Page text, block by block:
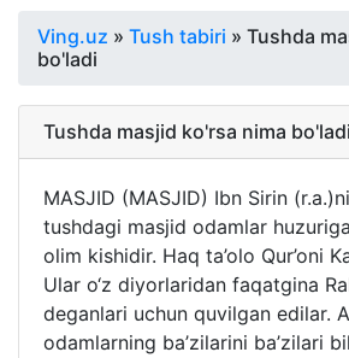
Ving.uz » Tush tabiri » Tushda
bo'ladi
Tushda masjid ko'rsa nima bo'ladi
MASJID (MASJID) Ibn Sirin
tushdagi masjid odamlar
olim kishidir. Haq ta’olo Qur’oni
Ular o‘z diyorlaridan faqatgina
deganlari uchun quvilgan edilar.
odamlarning ba’zilarini ba’zilari